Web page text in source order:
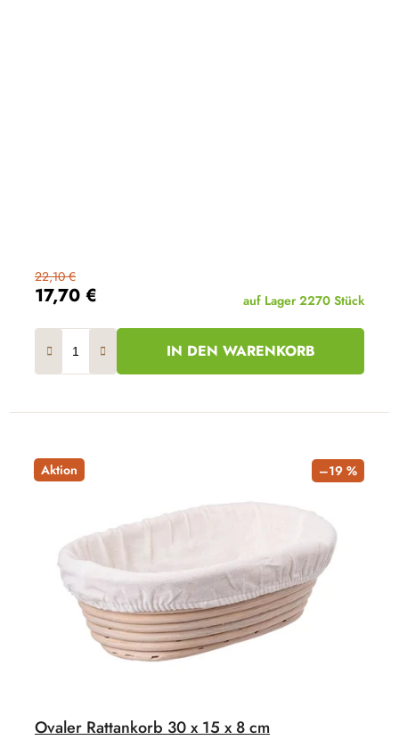
17,70 €
22,10 €
auf Lager 2270 Stück
IN DEN WARENKORB
Aktion –19 %
Ovaler Rattankorb 30 x 15 x 8 cm